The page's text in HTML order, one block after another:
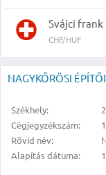
Svájci frank
CHF/HUF
NAGYKŐRÖSI
Székhely:
Cégjegyzékszám:
Rövid név:
Alapítás dátuma: